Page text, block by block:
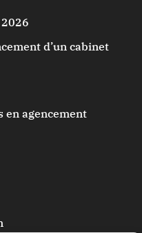
d’un cabinet
en agencement